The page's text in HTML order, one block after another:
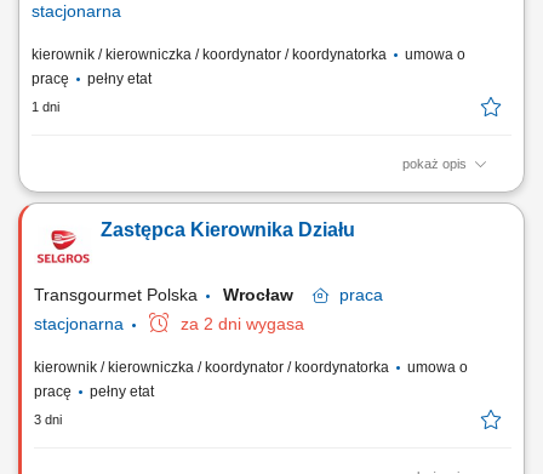
stacjonarna
kierownik / kierowniczka / koordynator / koordynatorka
umowa o
pracę
pełny etat
1 dni
pokaż opis
Twój zakres obowiązków nadzór nad pracą działu, prowadzenie kontroli
zapewnienie właściwej organizacji pracy w tym planowanie
harmonogramów.
Zastępca Kierownika Działu
Transgourmet Polska Wrocław
praca
stacjonarna
za 2 dni wygasa
kierownik / kierowniczka / koordynator / koordynatorka
umowa o
pracę
pełny etat
3 dni